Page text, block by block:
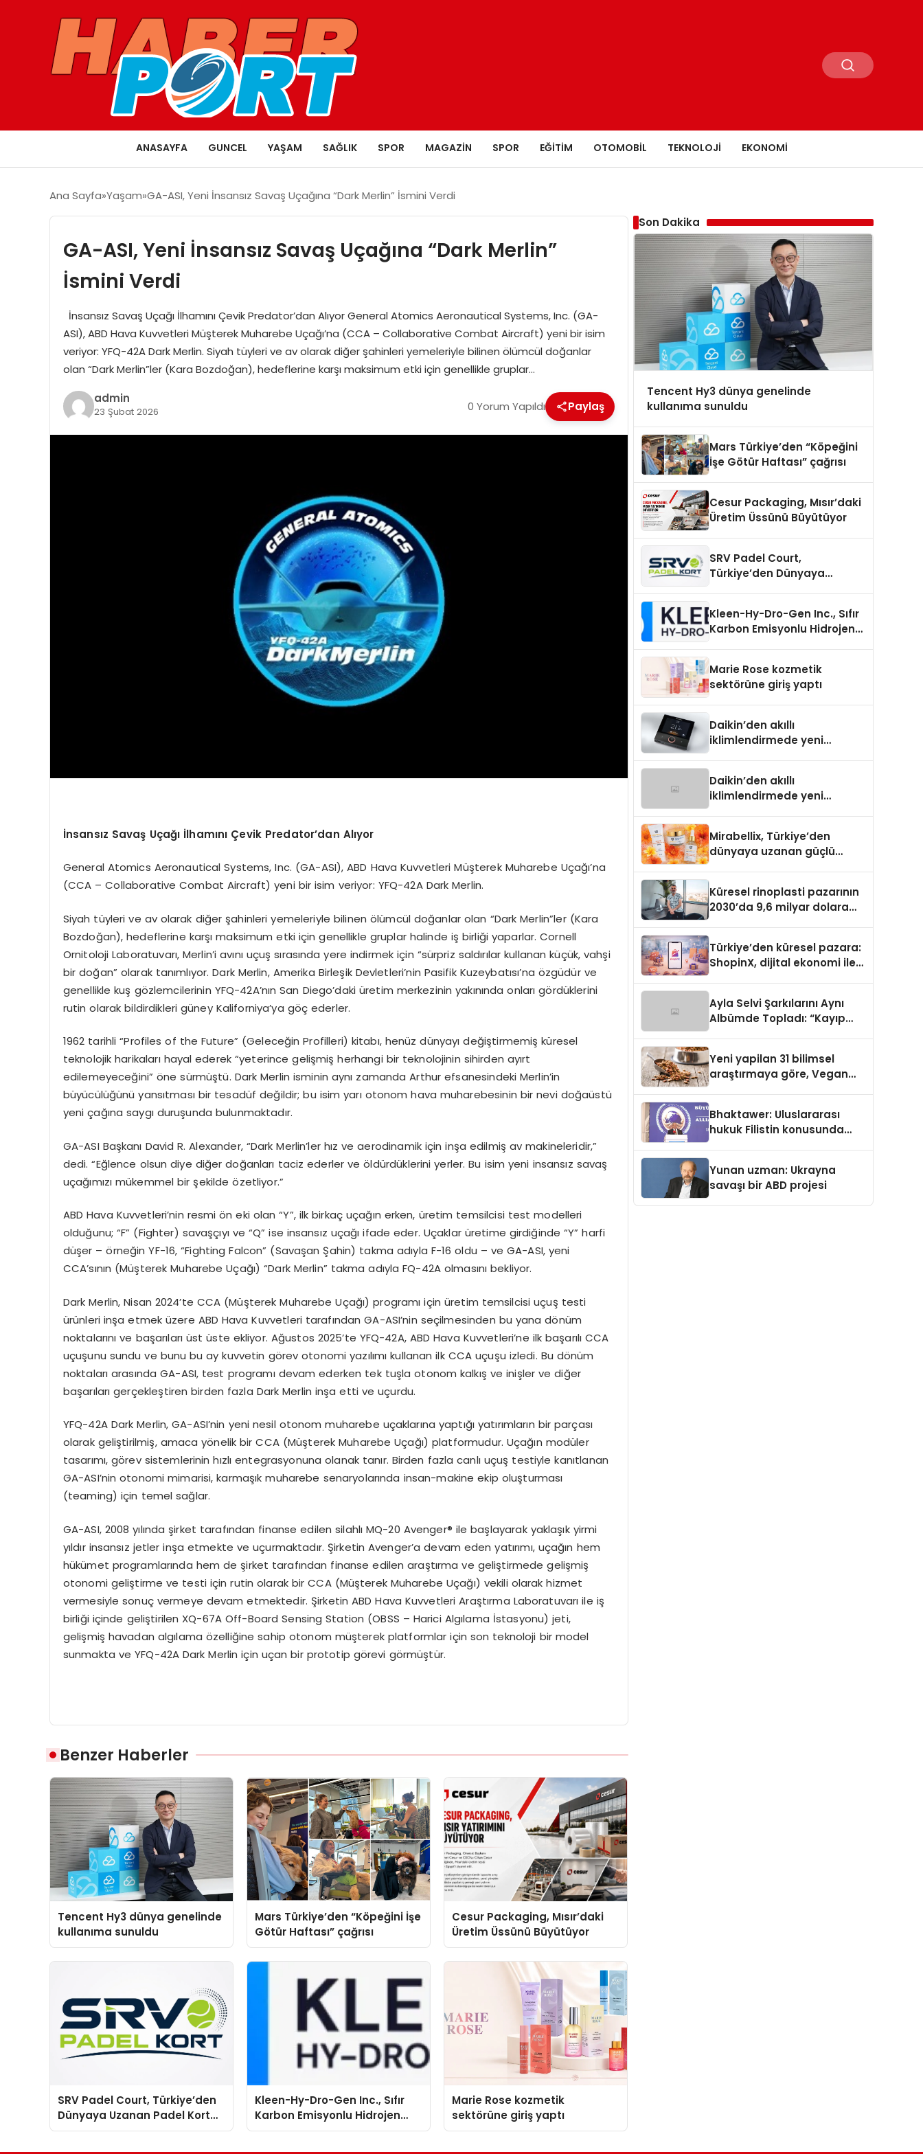
ANASAYFA GUNCEL YAŞAM SAĞLIK SPOR MAGAZIN SPOR EĞITIM OTOMOBIL TEKNOLOJI EKONOMI
Ana Sayfa Yaşam GA-ASI, Yeni İnsansız Savaş Uçağına “Dark Merlin” İsmini Verdi
GA-ASI, Yeni İnsansız Savaş Uçağına “Dark Merlin”
İsmini Verdi
İnsansız Savaş Uçağı İlhamını Çevik Predator’dan Alıyor General Atomics Aeronautical Systems, Inc. (GA-
ASI), ABD Hava Kuvvetleri Müşterek Muharebe Uçağı’na (CCA – Collaborative Combat Aircraft) yeni bir isim
veriyor: YFQ-42A Dark Merlin. Siyah tüyleri ve av olarak diğer şahinleri yemeleriyle bilinen ölümcül doğanlar
olan “Dark Merlin”ler (Kara Bozdoğan), hedeflerine karşı maksimum etki için genellikle gruplar…
admin
23 Şubat 2026 0 Yorum Yapıldı Paylaş
İnsansız Savaş Uçağı İlhamını Çevik Predator’dan Alıyor
General Atomics Aeronautical Systems, Inc. (GA-ASI), ABD Hava Kuvvetleri Müşterek Muharebe Uçağı’na
(CCA – Collaborative Combat Aircraft) yeni bir isim veriyor: YFQ-42A Dark Merlin.
Siyah tüyleri ve av olarak diğer şahinleri yemeleriyle bilinen ölümcül doğanlar olan “Dark Merlin”ler (Kara
Bozdoğan), hedeflerine karşı maksimum etki için genellikle gruplar halinde iş birliği yaparlar. Cornell
Ornitoloji Laboratuvarı, Merlin’i avını uçuş sırasında yere indirmek için “sürpriz saldırılar kullanan küçük, vahşi
bir doğan” olarak tanımlıyor. Dark Merlin, Amerika Birleşik Devletleri’nin Pasifik Kuzeybatısı’na özgüdür ve
genellikle kuş gözlemcilerinin YFQ-42A’nın San Diego’daki üretim merkezinin yakınında onları gördüklerini
rutin olarak bildirdikleri güney Kaliforniya’ya göç ederler.
1962 tarihli “Profiles of the Future” (Geleceğin Profilleri) kitabı, henüz dünyayı değiştirmemiş küresel
teknolojik harikaları hayal ederek “yeterince gelişmiş herhangi bir teknolojinin sihirden ayırt
edilemeyeceğini” öne sürmüştü. Dark Merlin isminin aynı zamanda Arthur efsanesindeki Merlin’in
büyücülüğünü yansıtması bir tesadüf değildir; bu isim yarı otonom hava muharebesinin bir nevi doğaüstü
yeni çağına saygı duruşunda bulunmaktadır.
GA-ASI Başkanı David R. Alexander, “Dark Merlin’ler hız ve aerodinamik için inşa edilmiş av makineleridir,”
dedi. “Eğlence olsun diye diğer doğanları taciz ederler ve öldürdüklerini yerler. Bu isim yeni insansız savaş
uçağımızı mükemmel bir şekilde özetliyor.”
ABD Hava Kuvvetleri’nin resmi ön eki olan “Y”, ilk birkaç uçağın erken, üretim temsilcisi test modelleri
olduğunu; “F” (Fighter) savaşçıyı ve “Q” ise insansız uçağı ifade eder. Uçaklar üretime girdiğinde “Y” harfi
düşer – örneğin YF-16, “Fighting Falcon” (Savaşan Şahin) takma adıyla F-16 oldu – ve GA-ASI, yeni
CCA’sının (Müşterek Muharebe Uçağı) “Dark Merlin” takma adıyla FQ-42A olmasını bekliyor.
Dark Merlin, Nisan 2024’te CCA (Müşterek Muharebe Uçağı) programı için üretim temsilcisi uçuş testi
ürünleri inşa etmek üzere ABD Hava Kuvvetleri tarafından GA-ASI’nin seçilmesinden bu yana dönüm
noktalarını ve başarıları üst üste ekliyor. Ağustos 2025’te YFQ-42A, ABD Hava Kuvvetleri’ne ilk başarılı CCA
uçuşunu sundu ve bunu bu ay kuvvetin görev otonomi yazılımı kullanan ilk CCA uçuşu izledi. Bu dönüm
noktaları arasında GA-ASI, test programı devam ederken tek tuşla otonom kalkış ve inişler ve diğer
başarıları gerçekleştiren birden fazla Dark Merlin inşa etti ve uçurdu.
YFQ-42A Dark Merlin, GA-ASI’nin yeni nesil otonom muharebe uçaklarına yaptığı yatırımların bir parçası
olarak geliştirilmiş, amaca yönelik bir CCA (Müşterek Muharebe Uçağı) platformudur. Uçağın modüler
tasarımı, görev sistemlerinin hızlı entegrasyonuna olanak tanır. Birden fazla canlı uçuş testiyle kanıtlanan
GA-ASI’nin otonomi mimarisi, karmaşık muharebe senaryolarında insan-makine ekip oluşturması
(teaming) için temel sağlar.
GA-ASI, 2008 yılında şirket tarafından finanse edilen silahlı MQ-20 Avenger® ile başlayarak yaklaşık yirmi
yıldır insansız jetler inşa etmekte ve uçurmaktadır. Şirketin Avenger’a devam eden yatırımı, uçağın hem
hükümet programlarında hem de şirket tarafından finanse edilen araştırma ve geliştirmede gelişmiş
otonomi geliştirme ve testi için rutin olarak bir CCA (Müşterek Muharebe Uçağı) vekili olarak hizmet
vermesiyle sonuç vermeye devam etmektedir. Şirketin ABD Hava Kuvvetleri Araştırma Laboratuvarı ile iş
birliği içinde geliştirilen XQ-67A Off-Board Sensing Station (OBSS – Harici Algılama İstasyonu) jeti,
gelişmiş havadan algılama özelliğine sahip otonom müşterek platformlar için son teknoloji bir model
sunmakta ve YFQ-42A Dark Merlin için uçan bir prototip görevi görmüştür.
Benzer Haberler
Tencent Hy3 dünya genelinde
kullanıma sunuldu
Mars Türkiye’den “Köpeğini İşe
Götür Haftası” çağrısı
Cesur Packaging, Mısır’daki
Üretim Üssünü Büyütüyor
SRV Padel Court, Türkiye’den
Dünyaya Uzanan Padel Kort
Üretiminde Güvenin Adresi
Kleen-Hy-Dro-Gen Inc., Sıfır
Karbon Emisyonlu Hidrojen
Isıtma Teknolojisinde ISO ve
Marie Rose kozmetik
sektörüne giriş yaptı
Son Dakika
Tencent Hy3 dünya genelinde
kullanıma sunuldu
Mars Türkiye’den “Köpeğini
İşe Götür Haftası” çağrısı
Cesur Packaging, Mısır’daki
Üretim Üssünü Büyütüyor
SRV Padel Court,
Türkiye’den Dünyaya
Kleen-Hy-Dro-Gen Inc., Sıfır
Karbon Emisyonlu Hidrojen
Aldı
Marie Rose kozmetik
sektörüne giriş yaptı
Daikin’den akıllı
iklimlendirmede yeni
Daikin’den akıllı
iklimlendirmede yeni
Mirabellix, Türkiye’den
dünyaya uzanan güçlü
Küresel rinoplasti pazarının
2030’da 9,6 milyar dolara
Türkiye’den küresel pazara:
ShopinX, dijital ekonomi ile
Ayla Selvi Şarkılarını Aynı
Albümde Topladı: “Kayıp
Yeni yapilan 31 bilimsel
araştırmaya göre, Vegan
Sindirildiğini Ortaya Koydu
Bhaktawer: Uluslararası
hukuk Filistin konusunda
Yunan uzman: Ukrayna
savaşı bir ABD projesi